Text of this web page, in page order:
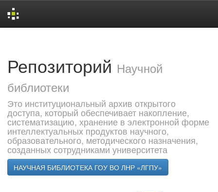
Репозиторий Научной
библиотеки
Это институциональный архив открытого
доступа, который обеспечивает накопление,
систематизацию, хранение в электронной форме
интеллектуальных продуктов научного,
образовательного, методического назначения,
созданных сотрудниками университета
НАУЧНАЯ БИБЛИОТЕКА ГОУ ВО ЛНР «ЛГПУ»